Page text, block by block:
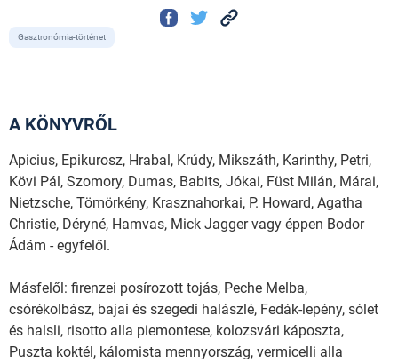
Gasztronómia-történet
A KÖNYVRŐL
Apicius, Epikurosz, Hrabal, Krúdy, Mikszáth, Karinthy, Petri,
Kövi Pál, Szomory, Dumas, Babits, Jókai, Füst Milán, Márai,
Nietzsche, Tömörkény, Krasznahorkai, P. Howard, Agatha
Christie, Déryné, Hamvas, Mick Jagger vagy éppen Bodor
Ádám - egyfelől.
Másfelől: firenzei posírozott tojás, Peche Melba,
csórékolbász, bajai és szegedi halászlé, Fedák-lepény, sólet
és halsli, risotto alla piemontese, kolozsvári káposzta,
Puszta koktél, kálomista mennyország, vermicelli alla